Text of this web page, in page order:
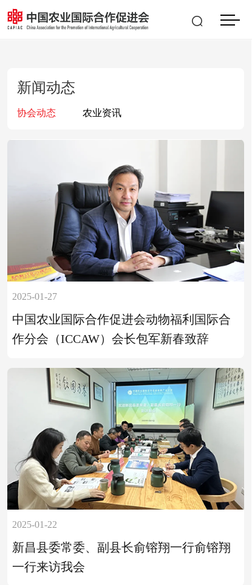
新闻动态
协会动态 农业资讯
2025-01-27
中国农业国际合作促进会动物福利国际合
作分会（ICCAW）会长包军新春致辞
2025-01-22
新昌县委常委、副县长俞镕翔一行俞镕翔
一行来访我会